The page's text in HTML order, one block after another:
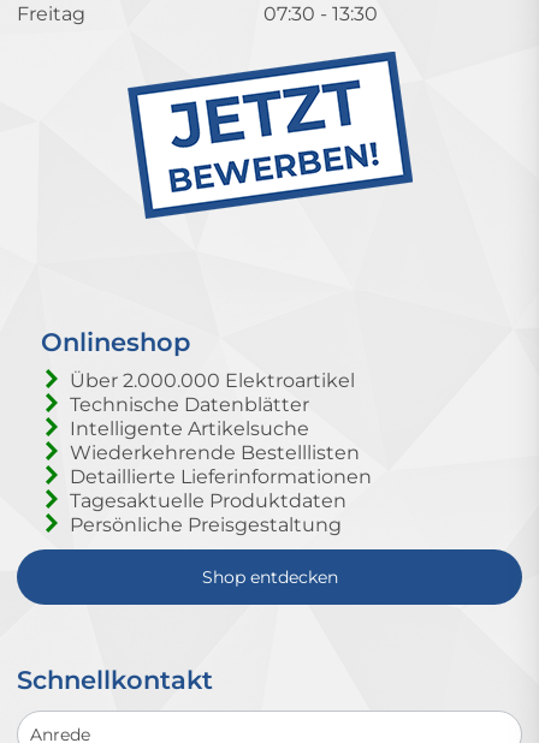
Freitag
07:30 - 13:30
Onlineshop
Über 2.000.000 Elektroartikel
Technische Datenblätter
Intelligente Artikelsuche
Wiederkehrende Bestelllisten
Detaillierte Lieferinformationen
Tagesaktuelle Produktdaten
Persönliche Preisgestaltung
Shop entdecken
Schnellkontakt
Schnellkontakt